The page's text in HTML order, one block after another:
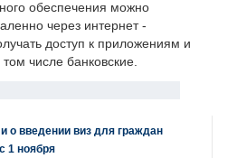
обеспечения можно
через интернет -
доступ к приложениям и
числе банковские.
о введении виз для граждан
1 ноября